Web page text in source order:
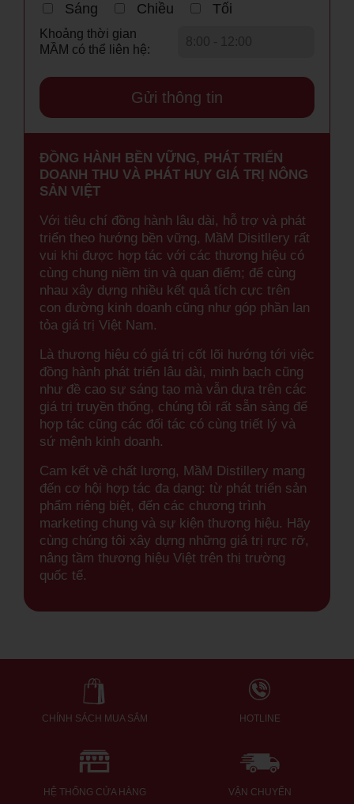
Sáng Chiều Tối
Khoảng thời gian
MẦM có thể liên hệ:
ĐỒNG HÀNH BỀN VỮNG, PHÁT TRIỂN
DOANH THU VÀ PHÁT HUY GIÁ TRỊ NÔNG
SẢN VIỆT
Với tiêu chí đồng hành lâu dài, hỗ trợ và phát
triển theo hướng bền vững, MầM Disitllery rất
vui khi được hợp tác với các thương hiệu có
cùng chung niềm tin và quan điểm; để cùng
nhau xây dựng nhiều kết quả tích cực trên
con đường kinh doanh cũng như góp phần lan
tỏa giá trị Việt Nam.
Là thương hiệu có giá trị cốt lõi hướng tới việc
đồng hành phát triển lâu dài, minh bạch cũng
như đề cao sự sáng tạo mà vẫn dựa trên các
giá trị truyền thống, chúng tôi rất sẵn sàng để
hợp tác cũng các đối tác có cùng triết lý và
sứ mệnh kinh doanh.
Cam kết về chất lượng, MầM Distillery mang
đến cơ hội hợp tác đa dạng: từ phát triển sản
phẩm riêng biệt, đến các chương trình
marketing chung và sự kiện thương hiệu. Hãy
cùng chúng tôi xây dựng những giá trị rực rỡ,
nâng tầm thương hiệu Việt trên thị trường
quốc tế.
CHÍNH SÁCH MUA SẮM HOTLINE
HỆ THỐNG CỬA HÀNG VẬN CHUYỂN